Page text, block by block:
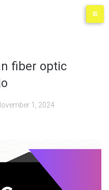
fiber optic
1, 2024